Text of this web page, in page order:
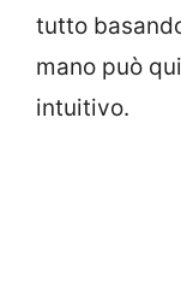
tutto
mano può
intuitivo.